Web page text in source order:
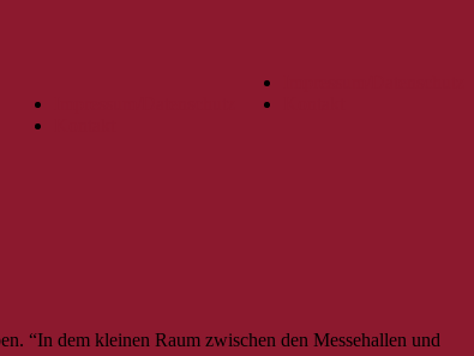
“In dem kleinen Raum zwischen den Messehallen und